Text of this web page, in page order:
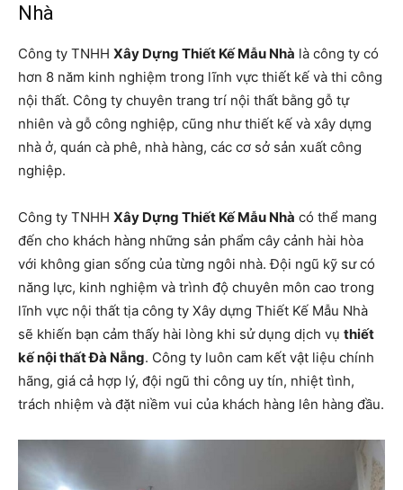
Nhà
Công ty TNHH Xây Dựng Thiết Kế Mẫu Nhà là công ty có
hơn 8 năm kinh nghiệm trong lĩnh vực thiết kế và thi công
nội thất. Công ty chuyên trang trí nội thất bằng gỗ tự
nhiên và gỗ công nghiệp, cũng như thiết kế và xây dựng
nhà ở, quán cà phê, nhà hàng, các cơ sở sản xuất công
nghiệp.
Công ty TNHH Xây Dựng Thiết Kế Mẫu Nhà có thể mang
đến cho khách hàng những sản phẩm cây cảnh hài hòa
với không gian sống của từng ngôi nhà. Đội ngũ kỹ sư có
năng lực, kinh nghiệm và trình độ chuyên môn cao trong
lĩnh vực nội thất tịa công ty Xây dựng Thiết Kế Mẫu Nhà
sẽ khiến bạn cảm thấy hài lòng khi sử dụng dịch vụ thiết
kế nội thất Đà Nẵng. Công ty luôn cam kết vật liệu chính
hãng, giá cả hợp lý, đội ngũ thi công uy tín, nhiệt tình,
trách nhiệm và đặt niềm vui của khách hàng lên hàng đầu.